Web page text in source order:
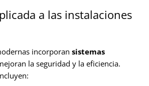
a las instalaciones
incorporan sistemas
la seguridad y la eficiencia.